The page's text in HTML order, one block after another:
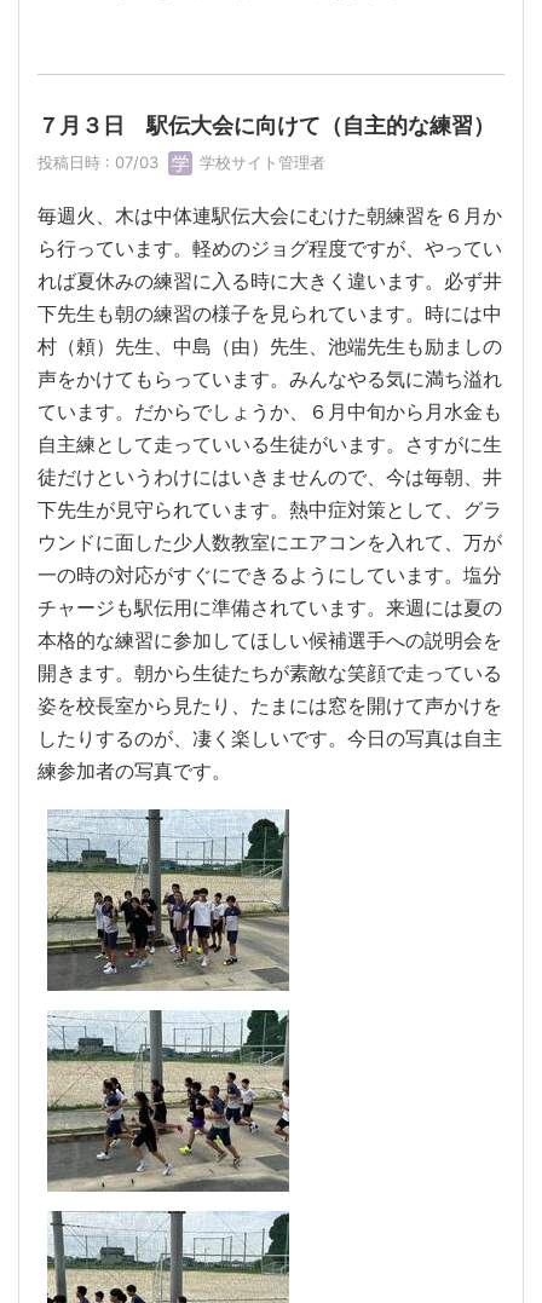
７月３日 駅伝大会に向けて（自主的な練習）
投稿日時 : 07/03 学校サイト管理者
毎週火、木は中体連駅伝大会にむけた朝練習を６月か
ら行っています。軽めのジョグ程度ですが、やってい
れば夏休みの練習に入る時に大きく違います。必ず井
下先生も朝の練習の様子を見られています。時には中
村（頼）先生、中島（由）先生、池端先生も励ましの
声をかけてもらっています。みんなやる気に満ち溢れ
ています。だからでしょうか、６月中旬から月水金も
自主練として走っていいる生徒がいます。さすがに生
徒だけというわけにはいきませんので、今は毎朝、井
下先生が見守られています。熱中症対策として、グラ
ウンドに面した少人数教室にエアコンを入れて、万が
一の時の対応がすぐにできるようにしています。塩分
チャージも駅伝用に準備されています。来週には夏の
本格的な練習に参加してほしい候補選手への説明会を
開きます。朝から生徒たちが素敵な笑顔で走っている
姿を校長室から見たり、たまには窓を開けて声かけを
したりするのが、凄く楽しいです。今日の写真は自主
練参加者の写真です。